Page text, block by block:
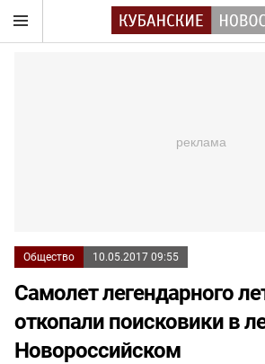
Общество 10.05.2017 09:55
Самолет легендарного
откопали поисковики в
Новороссийском